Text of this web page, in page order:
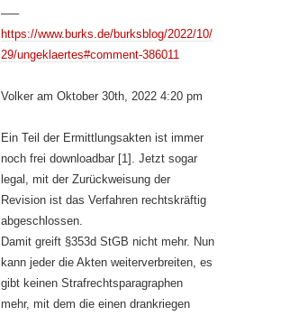
—–
https://www.burks.de/burksblog/2022/10/
29/ungeklaertes#comment-386011
Volker am Oktober 30th, 2022 4:20 pm
Ein Teil der Ermittlungsakten ist immer
noch frei downloadbar [1]. Jetzt sogar
legal, mit der Zurückweisung der
Revision ist das Verfahren rechtskräftig
abgeschlossen.
Damit greift §353d StGB nicht mehr. Nun
kann jeder die Akten weiterverbreiten, es
gibt keinen Strafrechtsparagraphen
mehr, mit dem die einen drankriegen